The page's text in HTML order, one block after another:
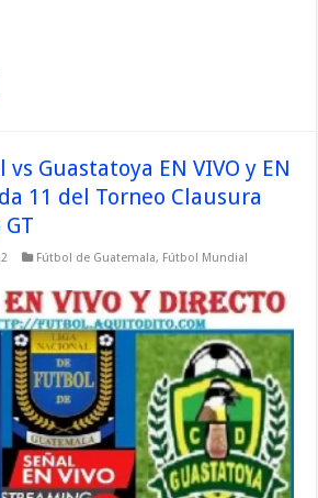
Guastatoya EN VIVO y EN
11 del Torneo Clausura
Fútbol de Guatemala, Fútbol Mundial